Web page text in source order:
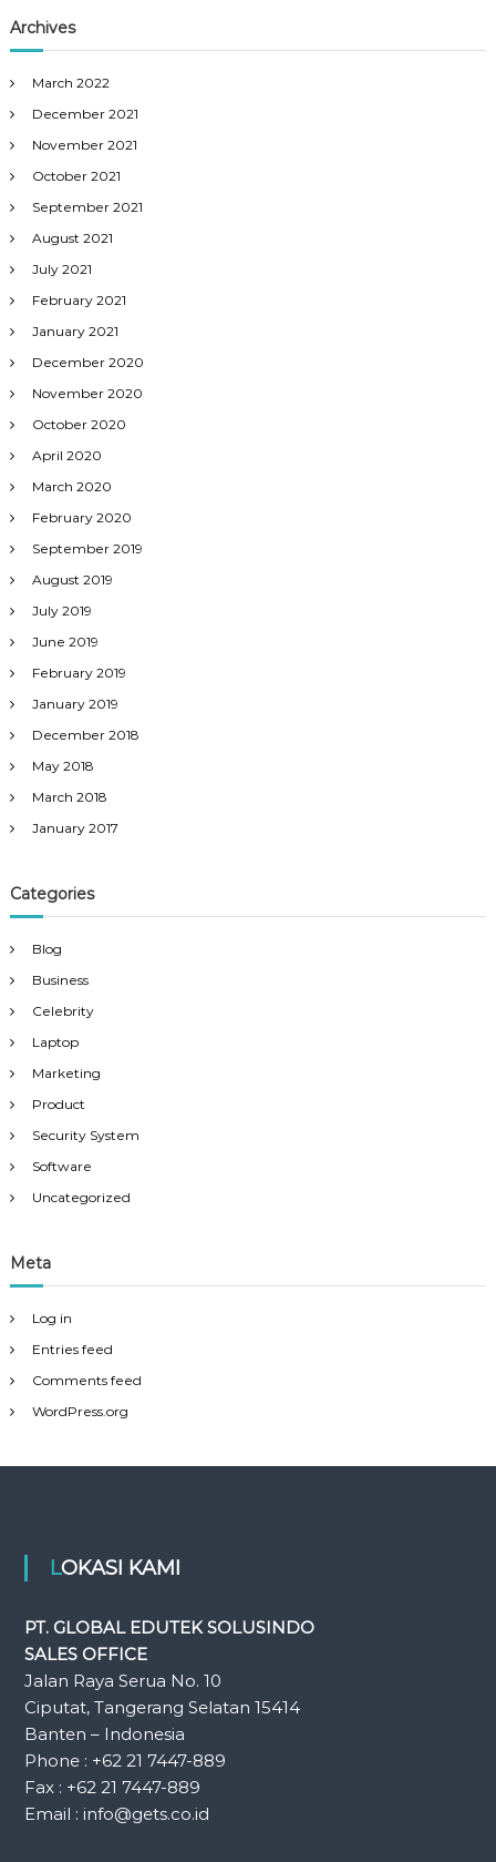
Archives
March 2022
December 2021
November 2021
October 2021
September 2021
August 2021
July 2021
February 2021
January 2021
December 2020
November 2020
October 2020
April 2020
March 2020
February 2020
September 2019
August 2019
July 2019
June 2019
February 2019
January 2019
December 2018
May 2018
March 2018
January 2017
Categories
Blog
Business
Celebrity
Laptop
Marketing
Product
Security System
Software
Uncategorized
Meta
Log in
Entries feed
Comments feed
WordPress.org
LOKASI KAMI
PT. GLOBAL EDUTEK SOLUSINDO
SALES OFFICE
Jalan Raya Serua No. 10
Ciputat, Tangerang Selatan 15414
Banten – Indonesia
Phone : +62 21 7447-889
Fax : +62 21 7447-889
Email : info@gets.co.id